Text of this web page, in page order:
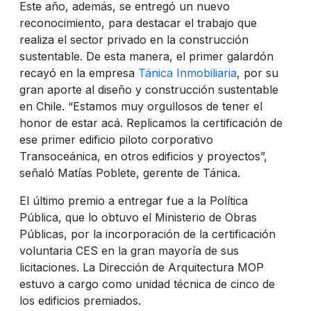
Este año, además, se entregó un nuevo
reconocimiento, para destacar el trabajo que
realiza el sector privado en la construcción
sustentable. De esta manera, el primer galardón
recayó en la empresa Tánica Inmobiliaria, por su
gran aporte al diseño y construcción sustentable
en Chile. “Estamos muy orgullosos de tener el
honor de estar acá. Replicamos la certificación de
ese primer edificio piloto corporativo
Transoceánica, en otros edificios y proyectos”,
señaló Matías Poblete, gerente de Tánica.
El último premio a entregar fue a la Política
Pública, que lo obtuvo el Ministerio de Obras
Públicas, por la incorporación de la certificación
voluntaria CES en la gran mayoría de sus
licitaciones. La Dirección de Arquitectura MOP
estuvo a cargo como unidad técnica de cinco de
los edificios premiados.